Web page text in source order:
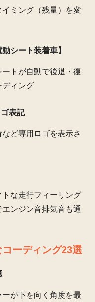
ミング（残量）を変
シート装着車】
トが自動で後退・復
ディング
表記
ど専用ロゴを表示さ
な走行フィーリング
ンジン音排気音も通
ーディング23選
が下を向く角度を最